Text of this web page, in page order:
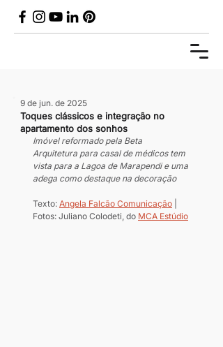
Toques clássicos e integração no
apartamento dos sonhos
9 de jun. de 2025
Imóvel reformado pela Beta
Arquitetura para casal de médicos tem
vista para a Lagoa de Marapendi e uma
adega como destaque na decoração
Texto: Angela Falcão Comunicação
Fotos: Juliano Colodeti, do MCA Estúdio